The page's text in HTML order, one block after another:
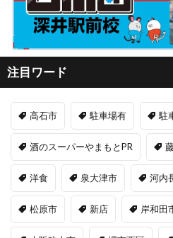
注目ワード
高石市 駐車場有 駐
酒のスーパーやまもとPR
洋食 泉大津市 河内
松原市 新店 岸和田